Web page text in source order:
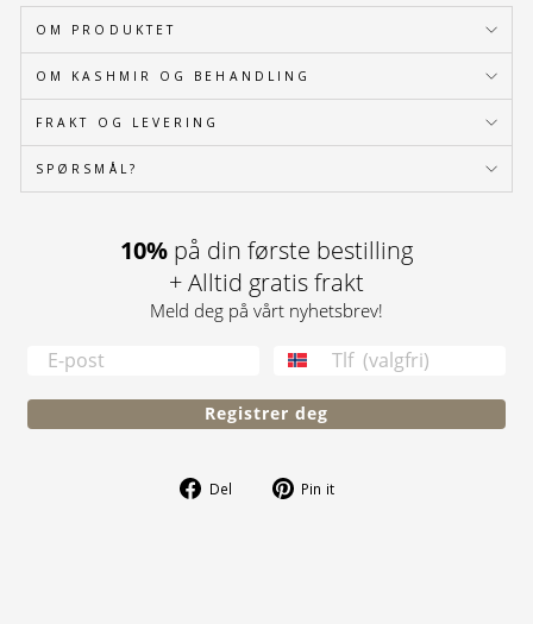
OM PRODUKTET
OM KASHMIR OG BEHANDLING
FRAKT OG LEVERING
SPØRSMÅL?
10% på din første bestilling
+ Alltid gratis frakt
Meld deg på vårt nyhetsbrev!
TELEFONNUMMER
Registrer deg
Del
Del
Pin it